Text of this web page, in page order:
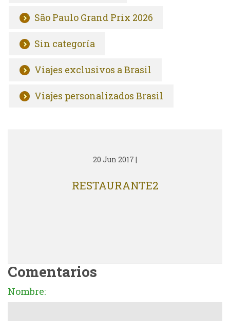
São Paulo Grand Prix 2026
Sin categoría
Viajes exclusivos a Brasil
Viajes personalizados Brasil
20 Jun 2017 |
RESTAURANTE2
Comentarios
Nombre: